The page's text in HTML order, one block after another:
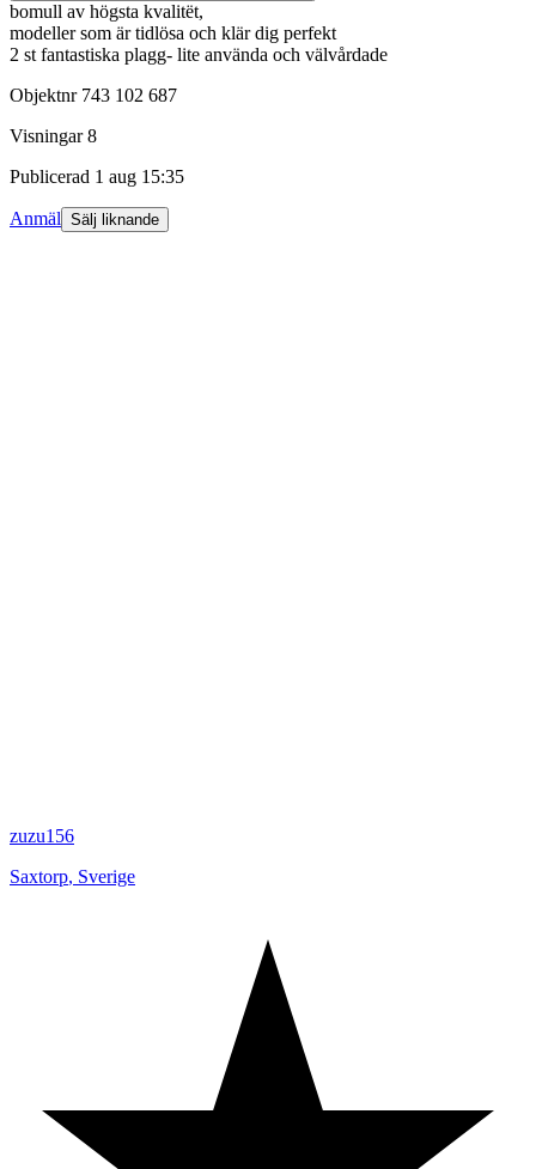
bomull av högsta kvalitët,
modeller som är tidlösa och klär dig perfekt
2 st fantastiska plagg- lite använda och välvårdade
Objektnr 743 102 687
Visningar 8
Publicerad 1 aug 15:35
Anmäl Sälj liknande
zuzu156
Saxtorp, Sverige